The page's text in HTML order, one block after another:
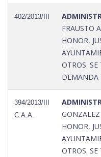
402/2013/III
FRAUSTO
HONOR,
OTROS.
DEMANDA
394/2013/III
C.A.A.
HONOR,
OTROS.